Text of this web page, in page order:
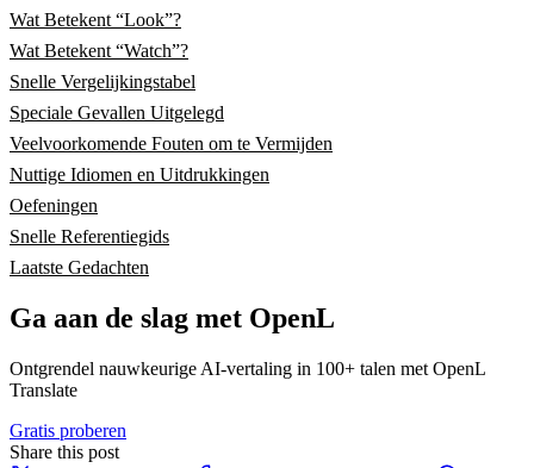
Wat Betekent “Look”?
Wat Betekent “Watch”?
Snelle Vergelijkingstabel
Speciale Gevallen Uitgelegd
Veelvoorkomende Fouten om te Vermijden
Nuttige Idiomen en Uitdrukkingen
Oefeningen
Snelle Referentiegids
Laatste Gedachten
Ga aan de slag met OpenL
Ontgrendel nauwkeurige AI-vertaling in 100+ talen met OpenL
Translate
Gratis proberen
Share this post